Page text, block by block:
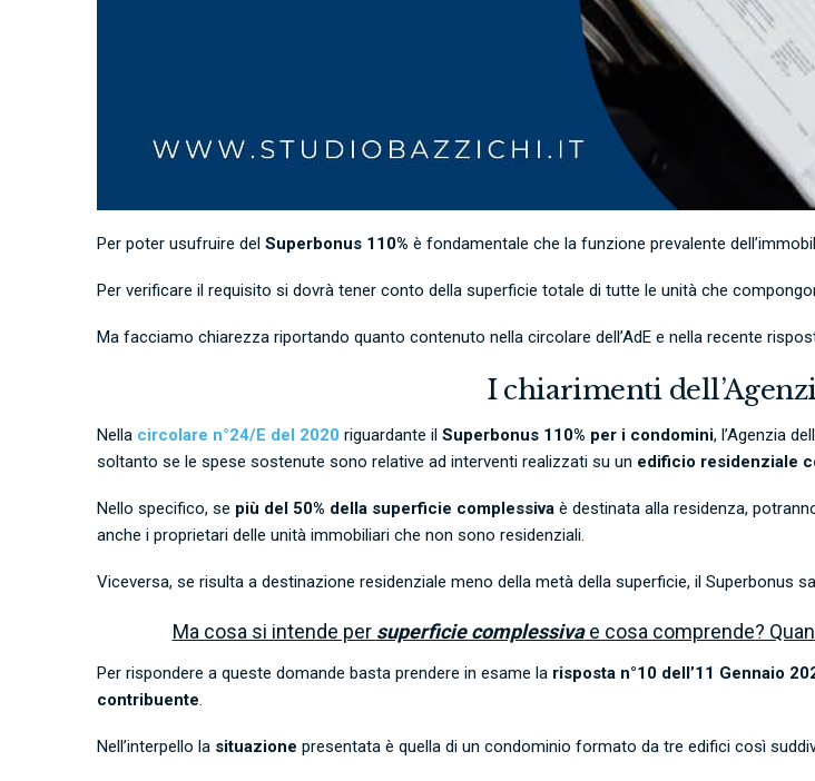
Per poter usufruire del Superbonus 110% è fondamentale che la funzione prevalente
Per verificare il requisito si dovrà tener conto della superficie totale di tutte le unità che
Ma facciamo chiarezza riportando quanto contenuto nella circolare dell’AdE e nella recente
I chiarimenti
Nella circolare n°24/E del 2020 riguardante il Superbonus 110% per i condomini, l’Agenzia
soltanto se le spese sostenute sono relative ad interventi realizzati su un edificio residenziale
Nello specifico, se più del 50% della superficie complessiva è destinata alla residenza,
anche i proprietari delle unità immobiliari che non sono residenziali.
Viceversa, se risulta a destinazione residenziale meno della metà della superficie, il Superbonus
Ma cosa si intende per superficie complessivae cosa comprende?
Per rispondere a queste domande basta prendere in esame la risposta n°10 dell’11 Gennaio
contribuente.
Nell’interpello la situazione presentata è quella di un condominio formato da tre edifici così